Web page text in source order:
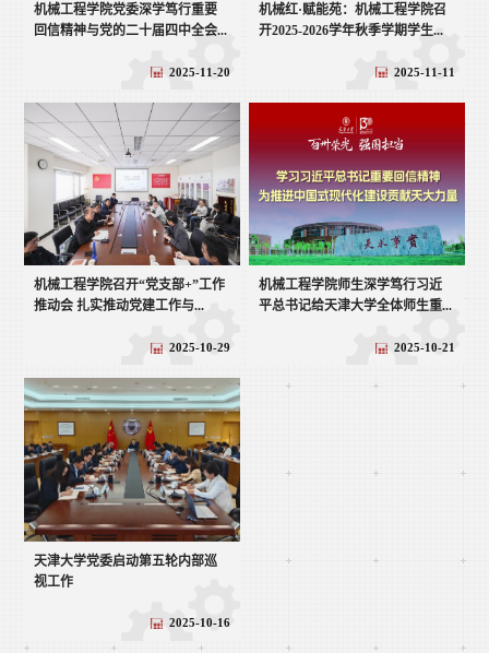
机械工程学院党委深学笃行重要
回信精神与党的二十届四中全会...
2025-11-20
机械红·赋能苑：机械工程学院召
开2025-2026学年秋季学期学生...
2025-11-11
机械工程学院召开“党支部+”工作
推动会 扎实推动党建工作与...
2025-10-29
机械工程学院师生深学笃行习近
平总书记给天津大学全体师生重...
2025-10-21
天津大学党委启动第五轮内部巡
视工作
2025-10-16